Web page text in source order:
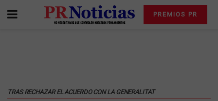
PREMIOS PR
TRAS RECHAZAR EL ACUERDO CON LA GENERALITAT